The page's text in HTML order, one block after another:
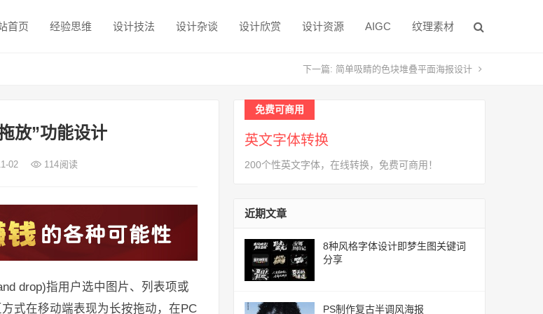
首页 经验思维 设计技法 设计杂谈 设计欣赏 设计资源 AIGC 纹理素材
下一篇: 简单吸睛的色块堆叠平面海报设计
放”功能设计
02 114阅读
drop)指用户选中图片、列表项或
式在移动端表现为长按拖动，在PC
免费可商用
英文字体转换
200个性英文字体，在线转换，免费可商用！
近期文章
8种风格字体设计即梦生图关键词
分享
PS制作复古半调风海报